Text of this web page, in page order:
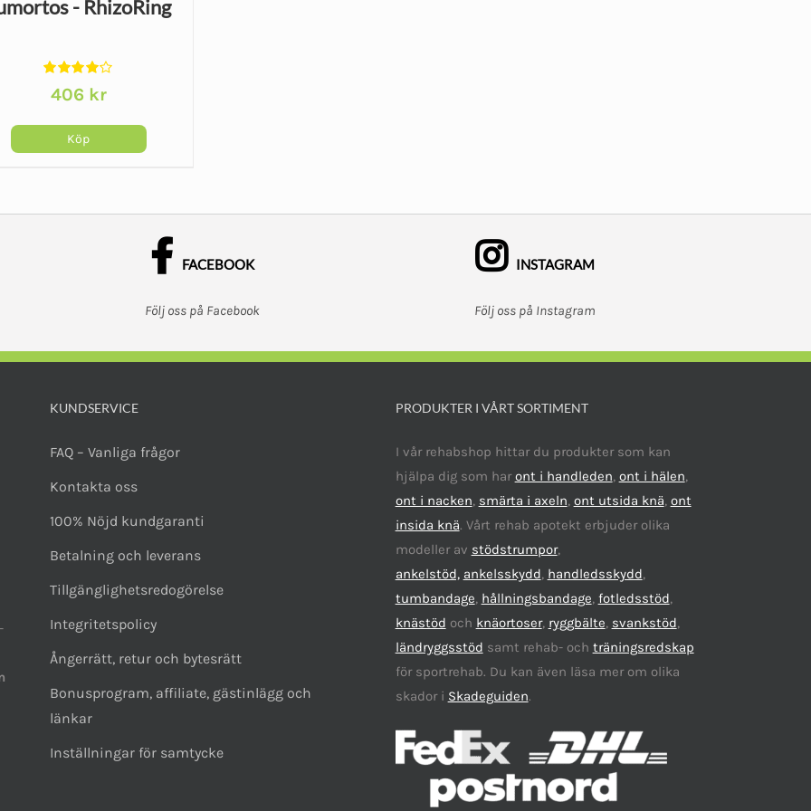
- RhizoRing
Betygsatt
4.00av 5
406 kr
Köp
FACEBOOK INSTAGRAM
Följ oss på Facebook Följ oss på Instagram
KUNDSERVICE
FAQ – Vanliga frågor
Kontakta oss
100% Nöjd kundgaranti
Betalning och leverans
Tillgänglighetsredogörelse
Integritetspolicy
Ångerrätt, retur och bytesrätt
Bonusprogram, affiliate, gästinlägg och
länkar
Inställningar för samtycke
PRODUKTER I VÅRT SORTIMENT
I vår rehabshop hittar du produkter som kan
hjälpa dig som haront i handleden, ont i hälen,
ont i nacken, smärta i axeln, ont utsida knä, ont
insida knä. Vårt rehab apotekt erbjuder olika
modeller av stödstrumpor,
ankelstöd, ankelsskydd, handledsskydd,
tumbandage, hållningsbandage, fotledsstöd,
knästöd och knäortoser, ryggbälte, svankstöd,
ländryggsstöd samt rehab- och träningsredskap
för sportrehab. Du kan även läsa mer om olika
skador i Skadeguiden.